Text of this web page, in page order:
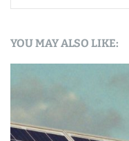
u
i
r
p
YOU MAY ALSO LIKE: